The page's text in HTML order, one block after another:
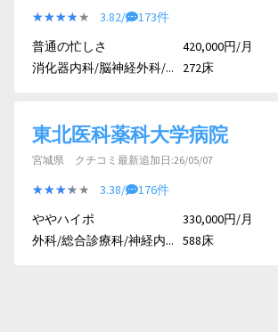
★★★★★
★★★★★ 3.82/
173件
普通の忙しさ
消化器内科/脳神経外科/...
420,000円/月
272床
東北医科薬科大学病院
宮城県 クチコミ最新追加日:26/05/07
★★★★★
★★★★★ 3.38/
176件
ややハイポ
外科/総合診療科/神経内...
330,000円/月
588床